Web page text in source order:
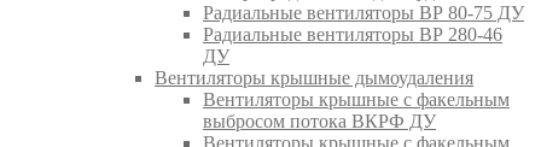
Радиальные вентиляторы ВР 80-75 ДУ
Радиальные вентиляторы ВР 280-46
ДУ
Вентиляторы крышные дымоудаления
Вентиляторы крышные с факельным
выбросом потока ВКРФ ДУ
Вентиляторы крышные с факельным